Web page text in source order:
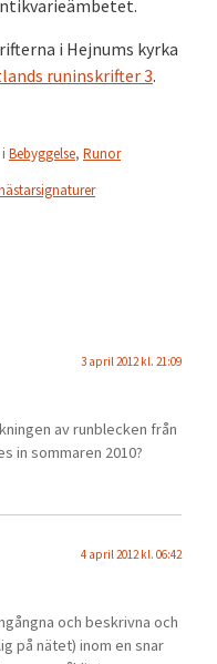
i Hejnums kyrka
runinskrifter 3.
Bebyggelse, Runor
3 april 2012 kl. 21:09
av runblecken från
in sommaren 2010?
4 april 2012 kl. 06:42
och beskrivna och
på nätet) inom en snar